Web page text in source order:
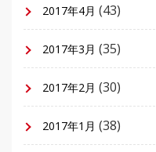
2017年4月 (43)
2017年3月 (35)
2017年2月 (30)
2017年1月 (38)